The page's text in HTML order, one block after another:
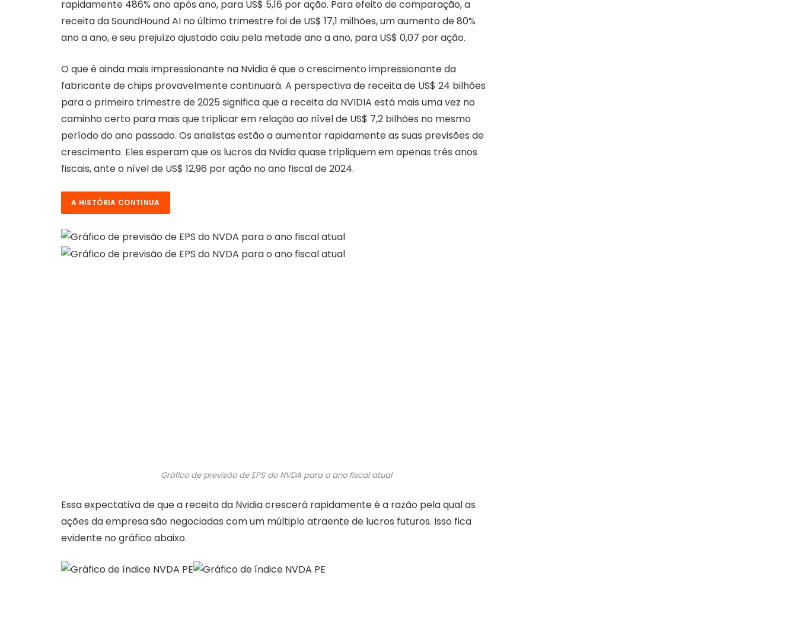
rapidamente 486% ano após ano, para US$ 5,16 por ação. Para efeito de comparação, a
receita da SoundHound AI no último trimestre foi de US$ 17,1 milhões, um aumento de 80%
ano a ano, e seu prejuízo ajustado caiu pela metade ano a ano, para US$ 0,07 por ação.
O que é ainda mais impressionante na Nvidia é que o crescimento impressionante da
fabricante de chips provavelmente continuará. A perspectiva de receita de US$ 24 bilhões
para o primeiro trimestre de 2025 significa que a receita da NVIDIA está mais uma vez no
caminho certo para mais que triplicar em relação ao nível de US$ 7,2 bilhões no mesmo
período do ano passado. Os analistas estão a aumentar rapidamente as suas previsões de
crescimento. Eles esperam que os lucros da Nvidia quase tripliquem em apenas três anos
fiscais, ante o nível de US$ 12,96 por ação no ano fiscal de 2024.
A HISTÓRIA CONTINUA
Gráfico de previsão de EPS do NVDA para o ano fiscal atual
Essa expectativa de que a receita da Nvidia crescerá rapidamente é a razão pela qual as
ações da empresa são negociadas com um múltiplo atraente de lucros futuros. Isso fica
evidente no gráfico abaixo.